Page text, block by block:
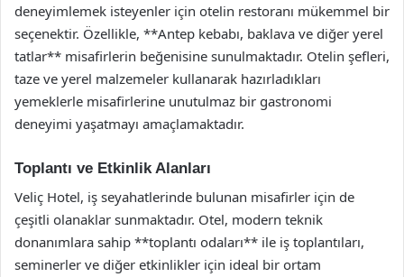
deneyimlemek isteyenler için otelin restoranı mükemmel bir
seçenektir. Özellikle, **Antep kebabı, baklava ve diğer yerel
tatlar** misafirlerin beğenisine sunulmaktadır. Otelin şefleri,
taze ve yerel malzemeler kullanarak hazırladıkları
yemeklerle misafirlerine unutulmaz bir gastronomi
deneyimi yaşatmayı amaçlamaktadır.
Toplantı ve Etkinlik Alanları
Veliç Hotel, iş seyahatlerinde bulunan misafirler için de
çeşitli olanaklar sunmaktadır. Otel, modern teknik
donanımlara sahip **toplantı odaları** ile iş toplantıları,
seminerler ve diğer etkinlikler için ideal bir ortam